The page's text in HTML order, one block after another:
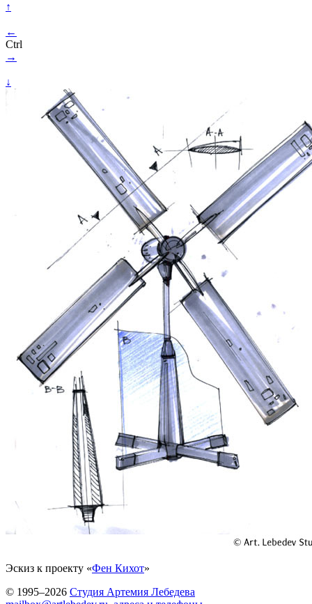
↑
←
Ctrl
→
↓
Эскиз к проекту «Фен Кихот»
© 1995–2026 Студия Артемия Лебедева